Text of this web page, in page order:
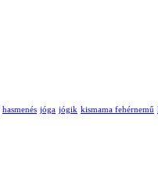
hasmenés jóga jógik kismama fehérnemű